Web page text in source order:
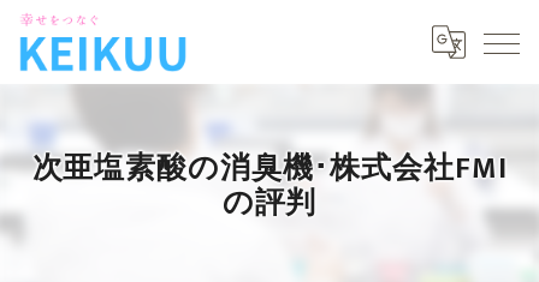
次亜塩素酸の消臭機･株式会社FMI
の評判